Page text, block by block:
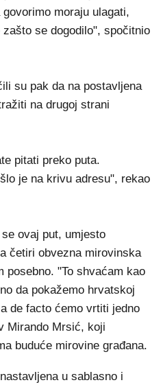
moraju ulagati,
se dogodilo", spočitnio
su pak da na postavljena
na drugoj strani
pitati preko puta.
je na krivu adresu", rekao
ovaj put, umjesto
četiri obvezna mirovinska
posebno. "To shvaćam kao
da pokažemo hrvatskoj
de facto ćemo vrtiti jedno
Mirando Mrsić, koji
buduće mirovine građana.
u sablasno i